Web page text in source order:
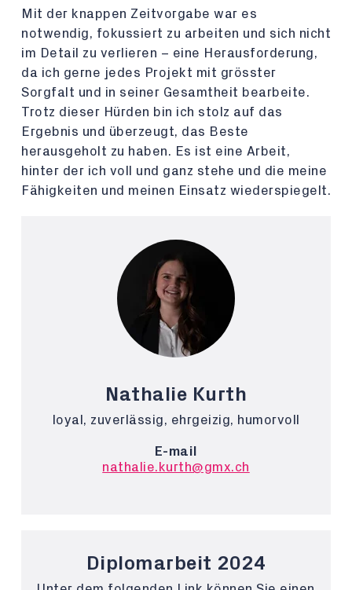
Mit der knappen Zeitvorgabe war es
notwendig, fokussiert zu arbeiten und sich nicht
im Detail zu verlieren – eine Herausforderung,
da ich gerne jedes Projekt mit grösster
Sorgfalt und in seiner Gesamtheit bearbeite.
Trotz dieser Hürden bin ich stolz auf das
Ergebnis und überzeugt, das Beste
herausgeholt zu haben. Es ist eine Arbeit,
hinter der ich voll und ganz stehe und die meine
Fähigkeiten und meinen Einsatz wiederspiegelt.
Nathalie Kurth
loyal, zuverlässig, ehrgeizig, humorvoll
E-mail
nathalie.kurth@gmx.ch
Diplomarbeit 2024